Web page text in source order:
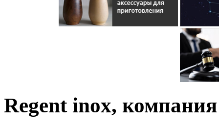
Regent inox, компания